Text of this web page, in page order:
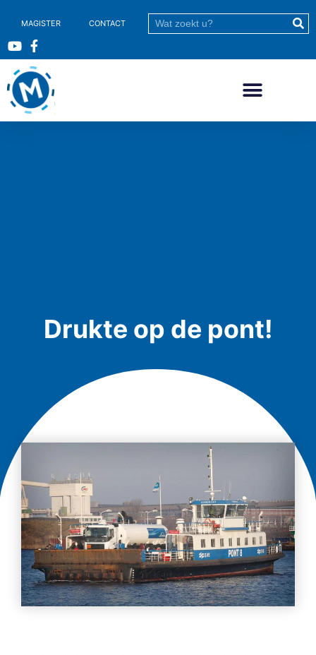
MAGISTER CONTACT
Drukte op de pont!